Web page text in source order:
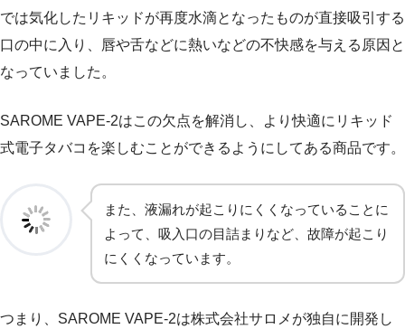
では気化したリキッドが再度水滴となったものが直接吸引する
口の中に入り、唇や舌などに熱いなどの不快感を与える原因と
なっていました。
SAROME VAPE-2はこの欠点を解消し、より快適にリキッド
式電子タバコを楽しむことができるようにしてある商品です。
また、液漏れが起こりにくくなっていることに
よって、吸入口の目詰まりなど、故障が起こり
にくくなっています。
つまり、SAROME VAPE-2は株式会社サロメが独自に開発し